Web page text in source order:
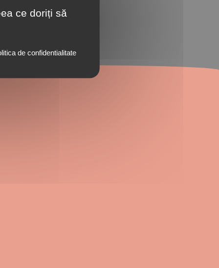
ce doriți să
de confidentialitate